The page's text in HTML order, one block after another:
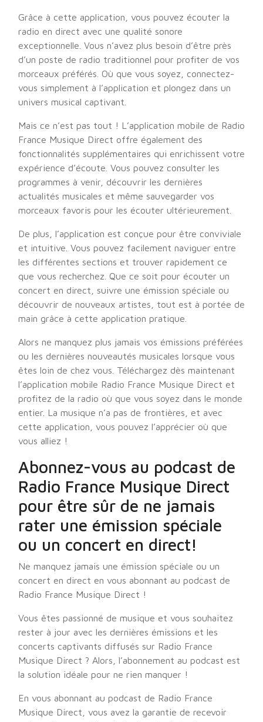
Grâce à cette application, vous pouvez écouter la
radio en direct avec une qualité sonore
exceptionnelle. Vous n’avez plus besoin d’être près
d’un poste de radio traditionnel pour profiter de vos
morceaux préférés. Où que vous soyez, connectez-
vous simplement à l’application et plongez dans un
univers musical captivant.
Mais ce n’est pas tout ! L’application mobile de Radio
France Musique Direct offre également des
fonctionnalités supplémentaires qui enrichissent votre
expérience d’écoute. Vous pouvez consulter les
programmes à venir, découvrir les dernières
actualités musicales et même sauvegarder vos
morceaux favoris pour les écouter ultérieurement.
De plus, l’application est conçue pour être conviviale
et intuitive. Vous pouvez facilement naviguer entre
les différentes sections et trouver rapidement ce
que vous recherchez. Que ce soit pour écouter un
concert en direct, suivre une émission spéciale ou
découvrir de nouveaux artistes, tout est à portée de
main grâce à cette application pratique.
Alors ne manquez plus jamais vos émissions préférées
ou les dernières nouveautés musicales lorsque vous
êtes loin de chez vous. Téléchargez dès maintenant
l’application mobile Radio France Musique Direct et
profitez de la radio où que vous soyez dans le monde
entier. La musique n’a pas de frontières, et avec
cette application, vous pouvez l’apprécier où que
vous alliez !
Abonnez-vous au podcast de
Radio France Musique Direct
pour être sûr de ne jamais
rater une émission spéciale
ou un concert en direct!
Ne manquez jamais une émission spéciale ou un
concert en direct en vous abonnant au podcast de
Radio France Musique Direct !
Vous êtes passionné de musique et vous souhaitez
rester à jour avec les dernières émissions et les
concerts captivants diffusés sur Radio France
Musique Direct ? Alors, l’abonnement au podcast est
la solution idéale pour ne rien manquer !
En vous abonnant au podcast de Radio France
Musique Direct, vous avez la garantie de recevoir